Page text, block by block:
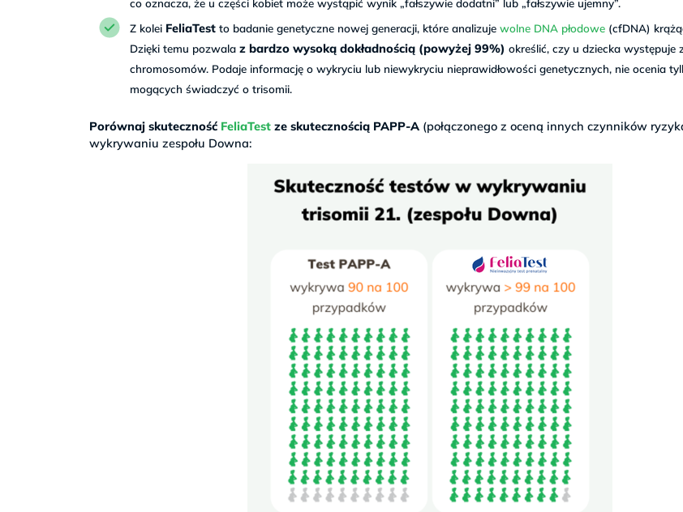
Z kolei FeliaTest to badanie genetyczne nowej generacji, które analizujewolne DNA płodowe (cfDNA)
Dzięki temu pozwalaz bardzo wysoką dokładnością (powyżej 99%) określić, czy u dziecka występuje
chromosomów. Podaje informację o wykryciu lub niewykryciu nieprawidłowości genetycznych, nie ocenia
mogących świadczyć o trisomii.
Porównaj skuteczność FeliaTest ze skutecznością PAPP-A (połączonego z oceną innych czynników
wykrywaniu zespołu Downa: